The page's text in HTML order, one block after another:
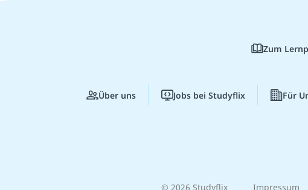
Zum
Über uns Jobs bei Studyflix Für
© 2026 Studyflix Impressum